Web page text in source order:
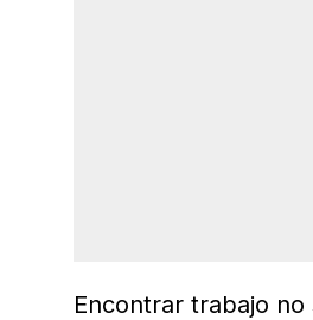
Encontrar trabajo